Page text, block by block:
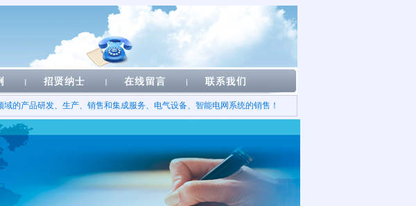
的产品研发、生产、销售和集成服务、电气设备、智能电网系统的销售！